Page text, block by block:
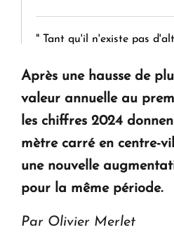
" Tant qu'il n'existe pas
KASA : 30 ans d'audace,
en Arménie
Le premier hôtel Hyatt
ouvrira ses portes à Dilijan
Après une hausse de
valeur annuelle au
les chiffres 2024
mètre carré en centre-
une nouvelle
pour la même période.
Par Olivier Merlet